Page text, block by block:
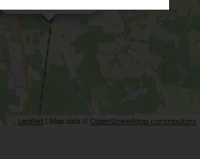
Leaflet | Map data © OpenStreetMap contributors